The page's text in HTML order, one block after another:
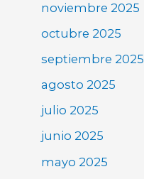
noviembre 2025
octubre 2025
septiembre 2025
agosto 2025
julio 2025
junio 2025
mayo 2025